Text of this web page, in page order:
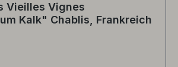
Vieilles Vignes
Kalk" Chablis, Frankreich